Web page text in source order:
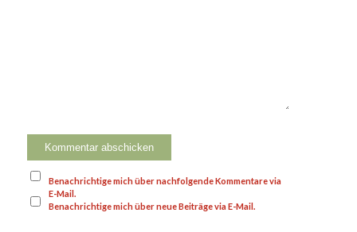
Benachrichtige mich über nachfolgende Kommentare via
E-Mail.
Benachrichtige mich über neue Beiträge via E-Mail.